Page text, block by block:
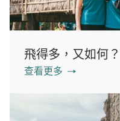
飛得多，又如何？
查看更多